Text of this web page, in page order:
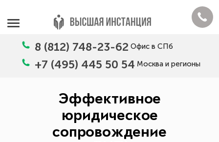
8 (812) 748-23-62 Офис в СПб
+7 (495) 445 50 54 Москва и регионы
Эффективное
юридическое
сопровождение